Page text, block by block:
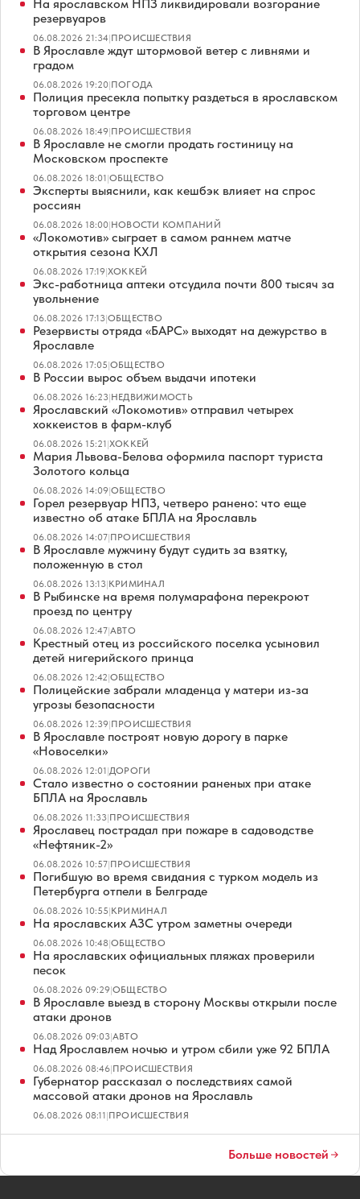
На ярославском НПЗ ликвидировали возгорание
резервуаров
06.08.2026 21:34|ПРОИСШЕСТВИЯ
В Ярославле ждут штормовой ветер с ливнями и
градом
06.08.2026 19:20|ПОГОДА
Полиция пресекла попытку раздеться в ярославском
торговом центре
06.08.2026 18:49|ПРОИСШЕСТВИЯ
В Ярославле не смогли продать гостиницу на
Московском проспекте
06.08.2026 18:01|ОБЩЕСТВО
Эксперты выяснили, как кешбэк влияет на спрос
россиян
06.08.2026 18:00|НОВОСТИ КОМПАНИЙ
«Локомотив» сыграет в самом раннем матче
открытия сезона КХЛ
06.08.2026 17:19|ХОККЕЙ
Экс-работница аптеки отсудила почти 800 тысяч за
увольнение
06.08.2026 17:13|ОБЩЕСТВО
Резервисты отряда «БАРС» выходят на дежурство в
Ярославле
06.08.2026 17:05|ОБЩЕСТВО
В России вырос объем выдачи ипотеки
06.08.2026 16:23|НЕДВИЖИМОСТЬ
Ярославский «Локомотив» отправил четырех
хоккеистов в фарм-клуб
06.08.2026 15:21|ХОККЕЙ
Мария Львова-Белова оформила паспорт туриста
Золотого кольца
06.08.2026 14:09|ОБЩЕСТВО
Горел резервуар НПЗ, четверо ранено: что еще
известно об атаке БПЛА на Ярославль
06.08.2026 14:07|ПРОИСШЕСТВИЯ
В Ярославле мужчину будут судить за взятку,
положенную в стол
06.08.2026 13:13|КРИМИНАЛ
В Рыбинске на время полумарафона перекроют
проезд по центру
06.08.2026 12:47|АВТО
Крестный отец из российского поселка усыновил
детей нигерийского принца
06.08.2026 12:42|ОБЩЕСТВО
Полицейские забрали младенца у матери из-за
угрозы безопасности
06.08.2026 12:39|ПРОИСШЕСТВИЯ
В Ярославле построят новую дорогу в парке
«Новоселки»
06.08.2026 12:01|ДОРОГИ
Стало известно о состоянии раненых при атаке
БПЛА на Ярославль
06.08.2026 11:33|ПРОИСШЕСТВИЯ
Ярославец пострадал при пожаре в садоводстве
«Нефтяник-2»
06.08.2026 10:57|ПРОИСШЕСТВИЯ
Погибшую во время свидания с турком модель из
Петербурга отпели в Белграде
06.08.2026 10:55|КРИМИНАЛ
На ярославских АЗС утром заметны очереди
06.08.2026 10:48|ОБЩЕСТВО
На ярославских официальных пляжах проверили
песок
06.08.2026 09:29|ОБЩЕСТВО
В Ярославле выезд в сторону Москвы открыли после
атаки дронов
06.08.2026 09:03|АВТО
Над Ярославлем ночью и утром сбили уже 92 БПЛА
06.08.2026 08:46|ПРОИСШЕСТВИЯ
Губернатор рассказал о последствиях самой
массовой атаки дронов на Ярославль
06.08.2026 08:11|ПРОИСШЕСТВИЯ
Больше новостей